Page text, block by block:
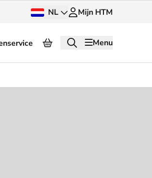
NL Mijn HTM
Menu